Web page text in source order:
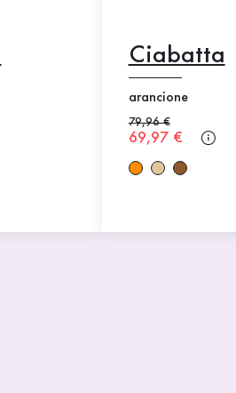
Ciabatta
arancione
Prezzo precedente
79,96 €
Nuovo prezzo
69,97 €